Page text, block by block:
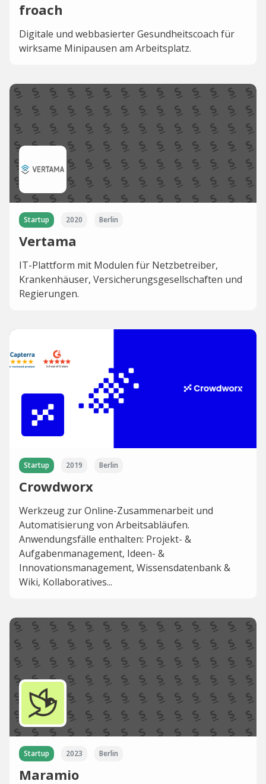
froach
Digitale und webbasierter Gesundheitscoach für
wirksame Minipausen am Arbeitsplatz.
Startup 2020 Berlin
Vertama
IT-Plattform mit Modulen für Netzbetreiber,
Krankenhäuser, Versicherungsgesellschaften und
Regierungen.
Startup 2019 Berlin
Crowdworx
Werkzeug zur Online-Zusammenarbeit und
Automatisierung von Arbeitsabläufen.
Anwendungsfälle enthalten: Projekt- &
Aufgabenmanagement, Ideen- &
Innovationsmanagement, Wissensdatenbank &
Wiki, Kollaboratives...
Startup 2023 Berlin
Maramio